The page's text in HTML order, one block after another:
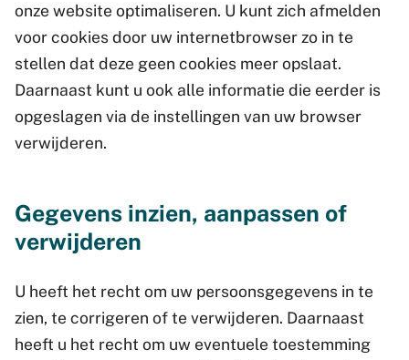
onze website optimaliseren. U kunt zich afmelden
voor cookies door uw internetbrowser zo in te
stellen dat deze geen cookies meer opslaat.
Daarnaast kunt u ook alle informatie die eerder is
opgeslagen via de instellingen van uw browser
verwijderen.
Gegevens inzien, aanpassen of
verwijderen
U heeft het recht om uw persoonsgegevens in te
zien, te corrigeren of te verwijderen. Daarnaast
heeft u het recht om uw eventuele toestemming